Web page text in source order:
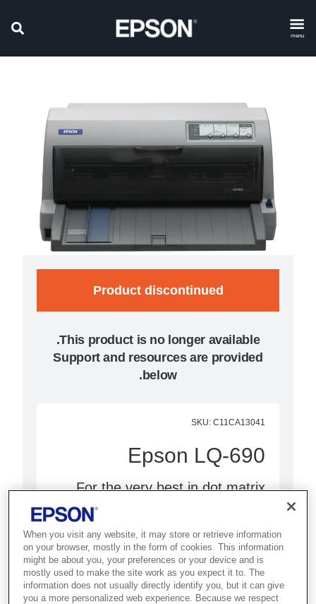
menu
Product discontinued
Support and resources are provided
below.
SKU: C11CA13041
Epson LQ-690
For the very best in dot matrix
performance, look no further than
the versatile and user-friendly
Epson LQ-690, offering a winning
combination of speed, reliability
and ribbon yield.
When you visit any website, it may store or retrieve information
on your browser, mostly in the form of cookies. This information
might be about you, your preferences or your device and is
mostly used to make the site work as you expect it to. The
information does not usually directly identify you, but it can give
you a more personalized web experience. Because we respect